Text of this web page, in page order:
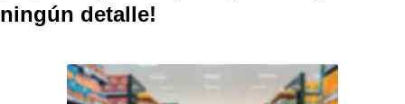
ningún detalle!